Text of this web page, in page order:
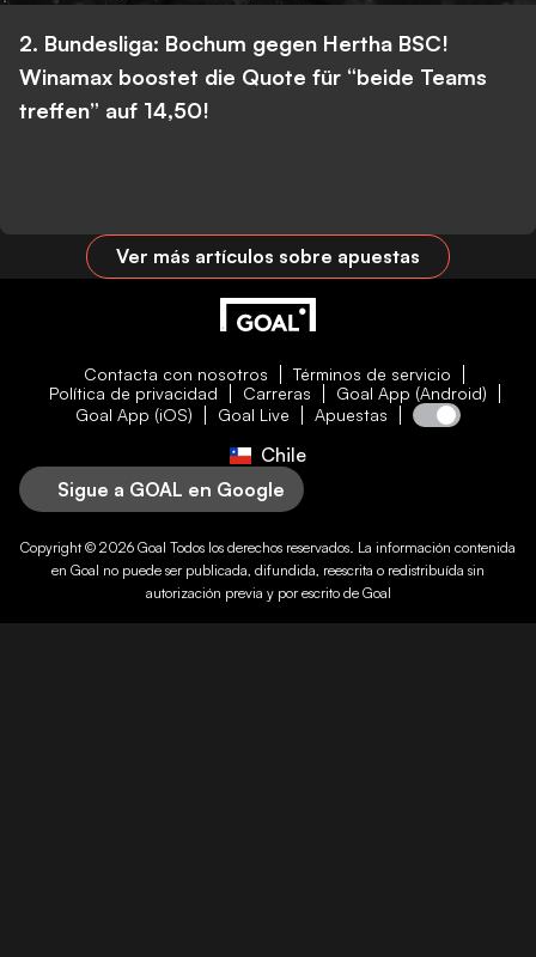
2. Bundesliga: Bochum gegen Hertha BSC!
Winamax boostet die Quote für “beide Teams
treffen” auf 14,50!
Ver más artículos sobre apuestas
Contacta con nosotros
Términos de servicio
Política de privacidad
Carreras
Goal App (Android)
Goal App (iOS)
Goal Live Apuestas
Chile
Sigue a GOAL en Google
Copyright © 2026 Goal Todos los derechos reservados. La información contenida
en Goal no puede ser publicada, difundida, reescrita o redistribuída sin
autorización previa y por escrito de Goal